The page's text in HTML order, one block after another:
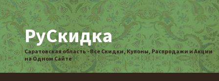
РуСкидка
Саратовская область - Все Скидки, Купоны, Распродажи и Акции
на Одном Сайте